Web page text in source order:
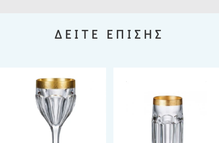
ΔΕΙΤΕ ΕΠΙΣΗΣ